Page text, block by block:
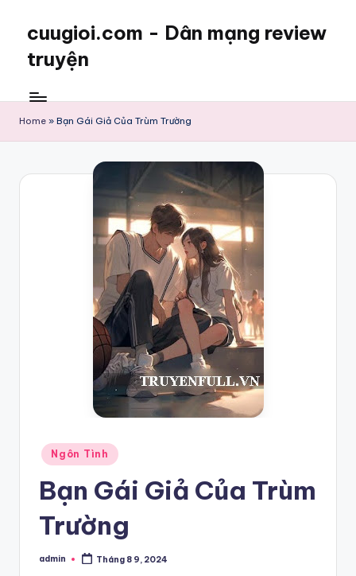
cuugioi.com - Dân mạng review
truyện
Home » Bạn Gái Giả Của Trùm Trường
Posted
in
Ngôn Tình
Bạn Gái Giả Của Trùm
Trường
Posted
admin Tháng 8 9, 2024